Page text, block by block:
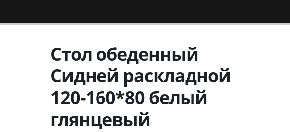
Стол обеденный
Сидней раскладной
120-160*80 белый
глянцевый